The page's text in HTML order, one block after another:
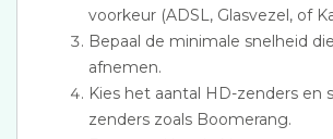
voorkeur (ADSL, Glasvezel, of
Bepaal de minimale snelheid
afnemen.
Kies het aantal HD-zenders en
zenders zoals Boomerang.